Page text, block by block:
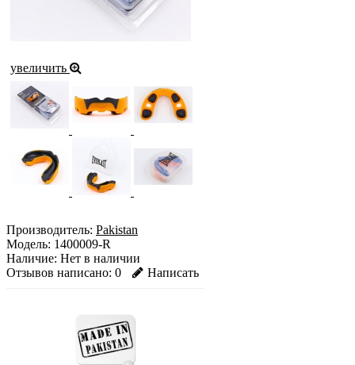
увеличить
Производитель: Pakistan
Модель: 1400009-R
Наличие: Нет в наличии
Отзывов написано: 0 Написать